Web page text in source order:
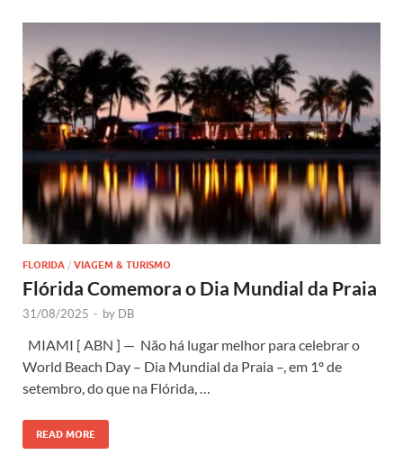
FLORIDA / VIAGEM & TURISMO
Flórida Comemora o Dia Mundial da Praia
31/08/2025 - by DB
MIAMI [ ABN ] — Não há lugar melhor para celebrar o
World Beach Day – Dia Mundial da Praia –, em 1º de
setembro, do que na Flórida, …
READ MORE